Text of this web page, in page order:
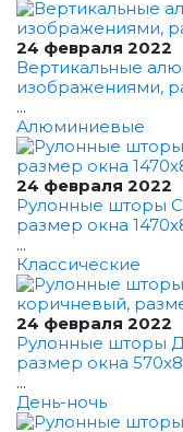
24 февраля 2022
Вертикальные
изображениями,
...
Алюминиевые
24 февраля 2022
Рулонные шторы
размер окна
...
Классические
24 февраля 2022
Рулонные шторы
размер окна
...
День-ночь